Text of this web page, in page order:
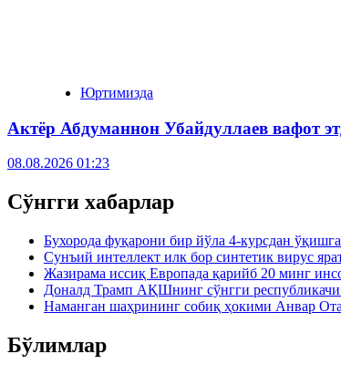
Юртимизда
Актёр Абду­маннон Убайдуллаев вафот
08.08.2026 01:23
Сўнгги хабарлар
Бухорода фуқарони бир йўла 4-курсдан
Сунъий интеллект илк бор синтетик вирус
Жазирама иссиқ Европада қарийб 20 минг
Доналд Трамп АҚШнинг сўнгги
Наманган шаҳрининг собиқ ҳокими Анвар
Бўлимлар